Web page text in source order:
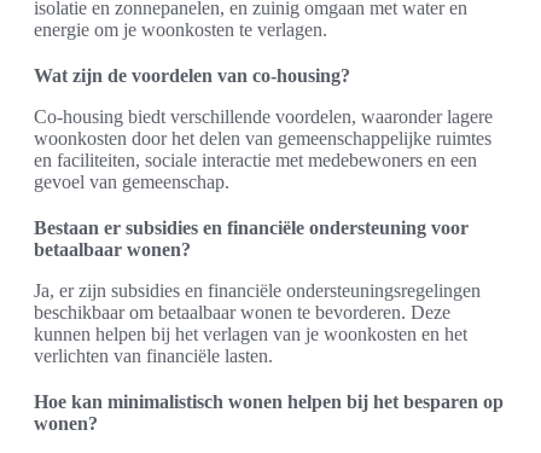
isolatie en zonnepanelen, en zuinig omgaan met water en
energie om je woonkosten te verlagen.
Wat zijn de voordelen van co-housing?
Co-housing biedt verschillende voordelen, waaronder lagere
woonkosten door het delen van gemeenschappelijke ruimtes
en faciliteiten, sociale interactie met medebewoners en een
gevoel van gemeenschap.
Bestaan er subsidies en financiële ondersteuning voor
betaalbaar wonen?
Ja, er zijn subsidies en financiële ondersteuningsregelingen
beschikbaar om betaalbaar wonen te bevorderen. Deze
kunnen helpen bij het verlagen van je woonkosten en het
verlichten van financiële lasten.
Hoe kan minimalistisch wonen helpen bij het besparen op
wonen?